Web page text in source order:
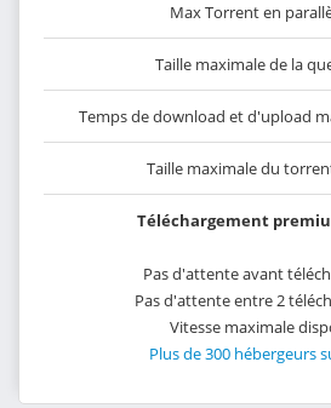
Max Torrent en
Taille maximale de la
Temps de download et d'upload
Taille maximale du
Téléchargement
Pas d'attente avant
Pas d'attente entre 2
Vitesse maximale
Plus de 300 hébergeurs